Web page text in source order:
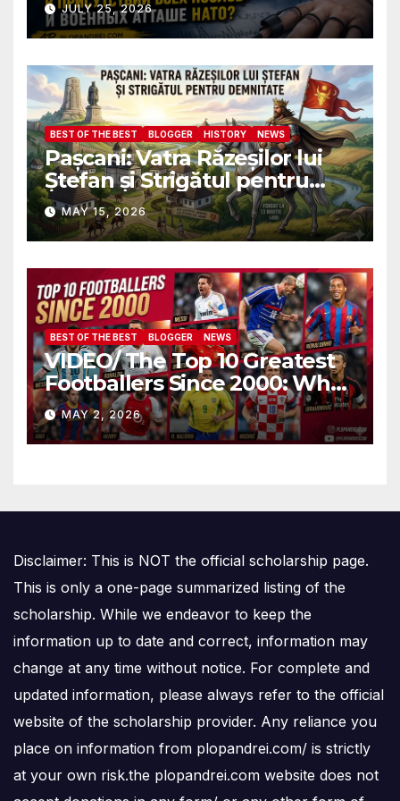
пройду полиграф в
присутствии всех послов и
военных атташе НАТО?
JULY 25, 2026
BEST OF THE BEST BLOGGER HISTORY NEWS
Pașcani: Vatra Răzeșilor lui
Ștefan și Strigătul pentru
Demnitate în Fața
Amalgamării
MAY 15, 2026
BEST OF THE BEST BLOGGER NEWS
VIDEO/ The Top 10 Greatest
Footballers Since 2000: Who
Is Number One
MAY 2, 2026
Disclaimer: This is NOT the official scholarship page.
This is only a one-page summarized listing of the
scholarship. While we endeavor to keep the
information up to date and correct, information may
change at any time without notice. For complete and
updated information, please always refer to the official
website of the scholarship provider. Any reliance you
place on information from plopandrei.com/ is strictly
at your own risk.the plopandrei.com website does not